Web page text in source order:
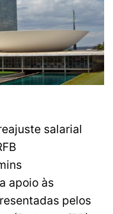
salarial
apoio às
pelos